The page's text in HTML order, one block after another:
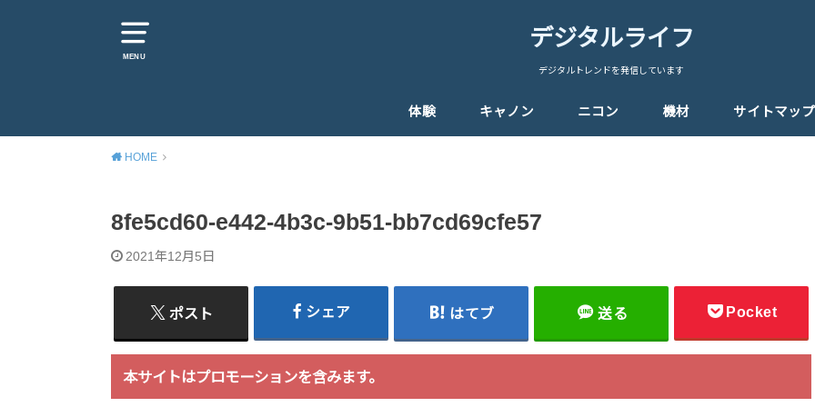
MENU
デジタルライフ
デジタルトレンドを発信しています
体験 キャノン ニコン 機材 サイトマップ
HOME
8fe5cd60-e442-4b3c-9b51-bb7cd69cfe57
2021年12月5日
ポスト シェア はてブ 送る Pocket
本サイトはプロモーションを含みます。